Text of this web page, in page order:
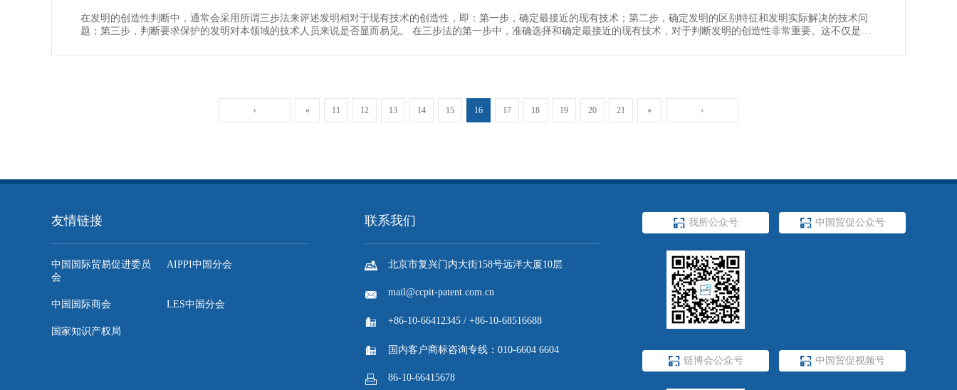
在发明的创造性判断中，通常会采用所谓三步法来评述发明相对于现有技术的创造性，即：第一步，确定最接近的现有技术；第二步，确定发明的区别特征和发明实际解决的技术问
题；第三步，判断要求保护的发明对本领域的技术人员来说是否显而易见。 在三步法的第一步中，准确选择和确定最接近的现有技术，对于判断发明的创造性非常重要。这不仅是判
‹ « 11 12 13 14 15 16 17 18 19 20 21 » ›
友情链接
中国国际贸易促进委员
会
AIPPI中国分会
中国国际商会 LES中国分会
国家知识产权局
联系我们
 北京市复兴门内大街158号远洋大厦10层
 mail@ccpit-patent.com.cn
 +86-10-66412345 / +86-10-68516688
 国内客户商标咨询专线：010-6604 6604
 86-10-66415678
 我所公众号  中国贸促公众号
 链博会公众号  中国贸促视频号